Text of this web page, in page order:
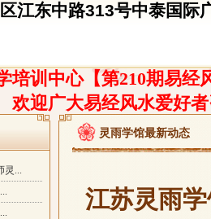
江东中路313号中泰国际
培训中心【第210期易经
欢迎广大易经风水爱好
灵...
灵雨学馆最新动态
江苏灵雨